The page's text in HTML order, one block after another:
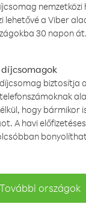
nemzetközi
lehetővé a Viber
30 napon át.
biztosítja
hogy bármikor
A havi
További országok